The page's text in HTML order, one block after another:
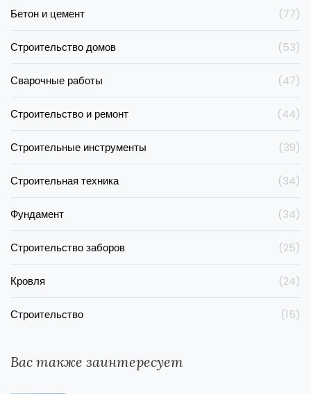
Бетон и цемент (77)
Строительство домов (53)
Сварочные работы (47)
Строительство и ремонт (44)
Строительные инструменты (39)
Строительная техника (34)
Фундамент (34)
Строительство заборов (25)
Кровля (24)
Строительство (15)
Вас также заинтересует